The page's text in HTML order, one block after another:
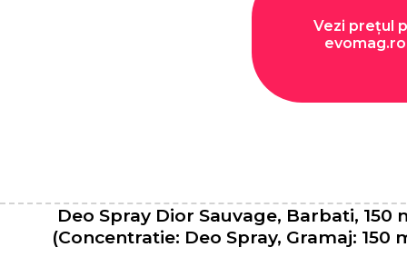
Vezi prețul
evomag.ro
Deo Spray Dior Sauvage, Barbati, 150
(Concentratie: Deo Spray, Gramaj: 150